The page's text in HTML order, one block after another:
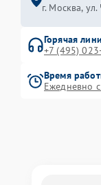
г. Москва,
Горячая
+7 (495)
Время
Ежедневно